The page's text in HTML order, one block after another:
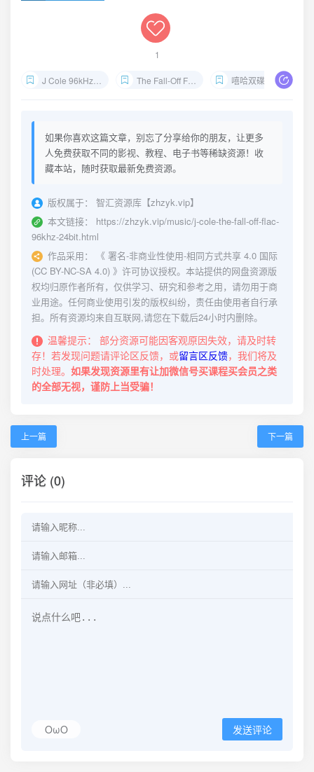
1
J Cole 96kHz 24bit下载 The Fall-Off FLAC夸克网盘 嘻哈双碟无损试音
如果你喜欢这篇文章，别忘了分享给你的朋友，让更多
人免费获取不同的影视、教程、电子书等稀缺资源！收
藏本站，随时获取最新免费资源。
版权属于：
智汇资源库【zhzyk.vip】
本文链接：
https://zhzyk.vip/music/j-cole-the-fall-off-flac-
96khz-24bit.html
作品采用：
《 署名-非商业性使用-相同方式共享 4.0 国际
(CC BY-NC-SA 4.0) 》许可协议授权。本站提供的网盘资源版
权均归原作者所有，仅供学习、研究和参考之用，请勿用于商
业用途。任何商业使用引发的版权纠纷，责任由使用者自行承
担。所有资源均来自互联网,请您在下载后24小时内删除。
温馨提示：
部分资源可能因客观原因失效，请及时转
存！若发现问题请评论区反馈，或留言区反馈，我们将及
时处理。 如果发现资源里有让加微信号买课程买会员之类
的全部无视，谨防上当受骗！
上一篇 下一篇
评论 (0)
OωO 发送评论